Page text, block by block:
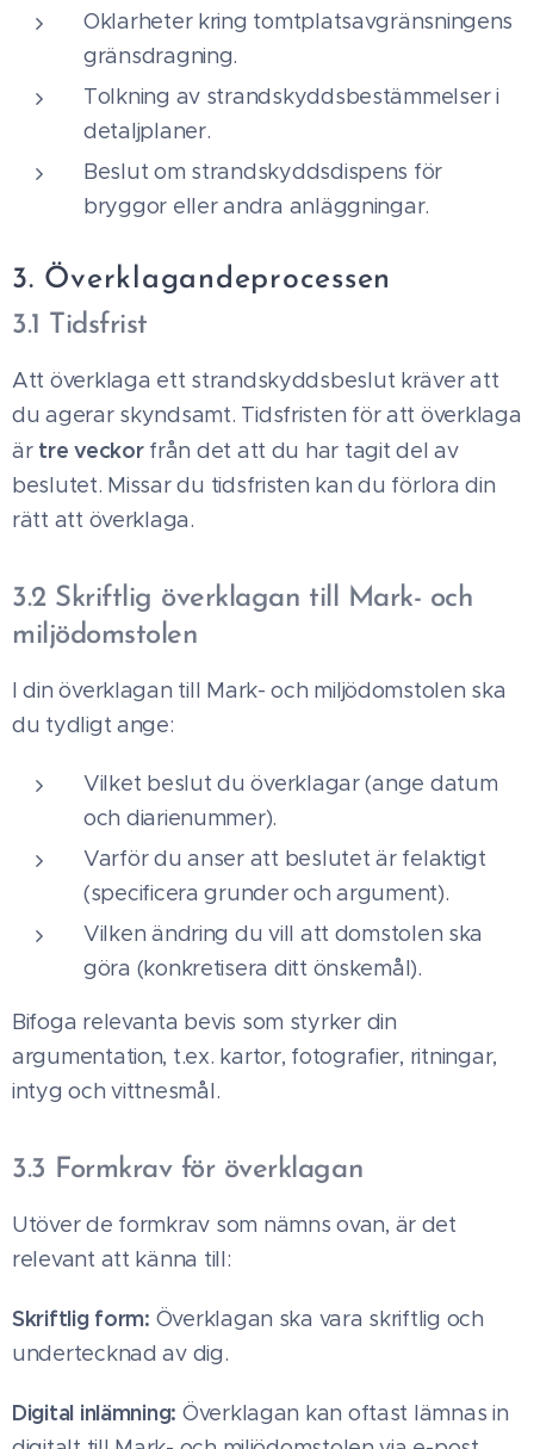
Oklarheter kring tomtplatsavgränsningens
gränsdragning.
Tolkning av strandskyddsbestämmelser i
detaljplaner.
Beslut om strandskyddsdispens för
bryggor eller andra anläggningar.
3. Överklagandeprocessen
3.1 Tidsfrist
Att överklaga ett strandskyddsbeslut kräver att
du agerar skyndsamt. Tidsfristen för att överklaga
är tre veckorfrån det att du har tagit del av
beslutet. Missar du tidsfristen kan du förlora din
rätt att överklaga.
3.2 Skriftlig överklagan till Mark- och
miljödomstolen
I din överklagan till Mark- och miljödomstolen ska
du tydligt ange:
Vilket beslut du överklagar (ange datum
och diarienummer).
Varför du anser att beslutet är felaktigt
(specificera grunder och argument).
Vilken ändring du vill att domstolen ska
göra (konkretisera ditt önskemål).
Bifoga relevanta bevis som styrker din
argumentation, t.ex. kartor, fotografier, ritningar,
intyg och vittnesmål.
3.3 Formkrav för överklagan
Utöver de formkrav som nämns ovan, är det
relevant att känna till:
Skriftlig form: Överklagan ska vara skriftlig och
undertecknad av dig.
Digital inlämning: Överklagan kan oftast lämnas in